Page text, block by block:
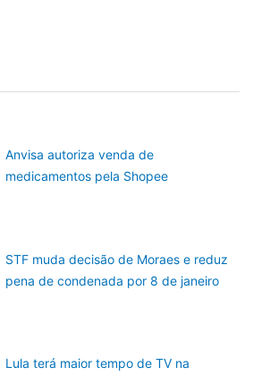
Anvisa autoriza venda de
medicamentos pela Shopee
STF muda decisão de Moraes e reduz
pena de condenada por 8 de janeiro
Lula terá maior tempo de TV na